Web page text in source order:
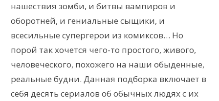
нашествия зомби, и битвы вампиров и
оборотней, и гениальные сыщики, и
всесильные супергерои из комиксов… Но
порой так хочется чего-то простого, живого,
человеческого, похожего на наши обыденные,
реальные будни. Данная подборка включает в
себя десять сериалов об обычных людях с их